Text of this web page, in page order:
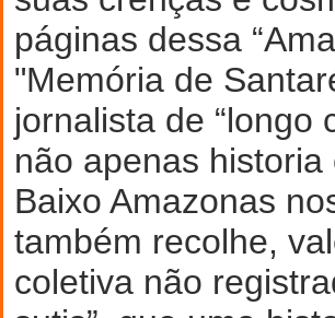
páginas dessa
"Memória de
jornalista de “longo
não apenas
Baixo Amazonas
também recolhe,
coletiva não